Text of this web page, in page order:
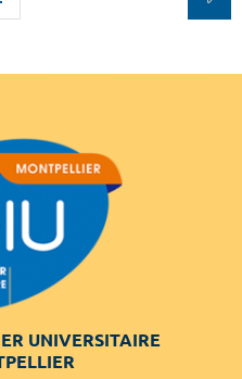
UNIVERSITAIRE